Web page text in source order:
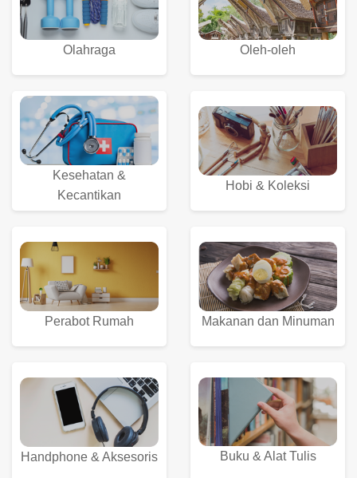
Olahraga Oleh-oleh
Kesehatan &
Kecantikan
Hobi & Koleksi
Perabot Rumah Makanan dan Minuman
Handphone & Aksesoris Buku & Alat Tulis